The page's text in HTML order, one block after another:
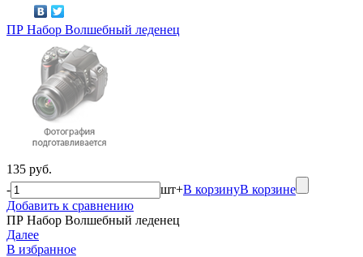
ПР Набор Волшебный леденец
135 руб.
-
шт+В корзинуВ корзине
Добавить к сравнению
ПР Набор Волшебный леденец
Далее
В избранное